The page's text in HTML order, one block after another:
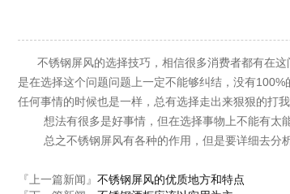
不锈钢屏风的选择技巧，相信很多消费者都有在这
是在选择这个问题问题上一定不能够纠结，没有
任何事情的时候也是一样，总有选择走出来狠狠的打我
想法有很多是好事情，但在选择事物上不能有太能
总之不锈钢屏风有各种的作用，但是要详细去分析
『上一篇新闻』 不锈钢屏风的优质地方和特点